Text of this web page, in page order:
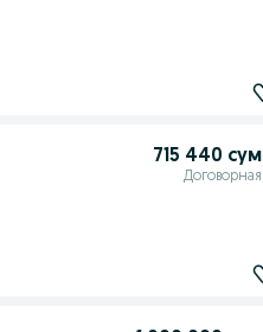
715 440 сум
Договорная